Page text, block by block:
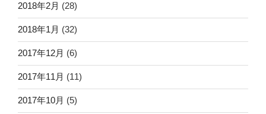
2018年2月 (28)
2018年1月 (32)
2017年12月 (6)
2017年11月 (11)
2017年10月 (5)